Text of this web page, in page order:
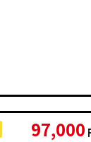
97,000